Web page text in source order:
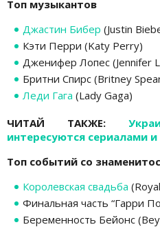
Топ музыкантов
Джастин Бибер (Justin
Кэти Перри (Katy Perry)
Дженифер Лопес (Jennifer
Бритни Спирс (Britney
Леди Гага (Lady Gaga)
ЧИТАЙ ТАКЖЕ:
интересуются сериалами
Топ событий со
Королевская свадьба
Финальная часть “Гарри
Беременность Бейонс